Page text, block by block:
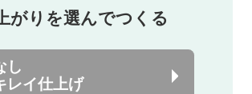
がりを選んでつくる
し
レイ仕上げ